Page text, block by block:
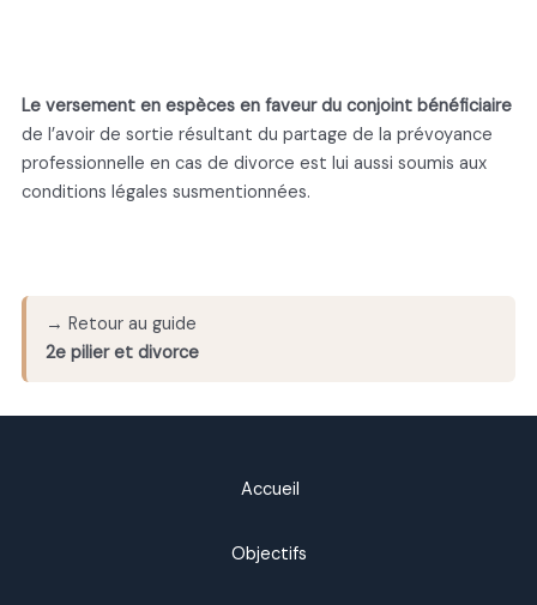
Le versement en espèces en faveur du conjoint bénéficiaire
de l’avoir de sortie résultant du partage de la prévoyance
professionnelle en cas de divorce est lui aussi soumis aux
conditions légales susmentionnées.
→ Retour au guide
2e pilier et divorce
Accueil
Objectifs